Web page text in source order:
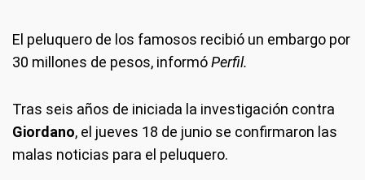
El peluquero de los famosos recibió un embargo por
30 millones de pesos, informóPerfil.
Tras seis años de iniciada la investigación contra
Giordano, el jueves 18 de junio se confirmaron las
malas noticias para el peluquero.